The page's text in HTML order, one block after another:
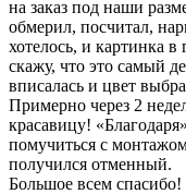
на заказ под наши
обмерил, посчитал,
хотелось, и картинка
скажу, что это самый
вписалась и цвет
Примерно через 2
красавицу!
помучиться с
получился отменный.
Большое всем